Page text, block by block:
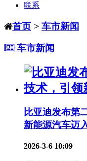
联系
首页 > 车市新闻
车市新闻
比亚迪发布第
新能源汽车迈
2026-3-6 10:09